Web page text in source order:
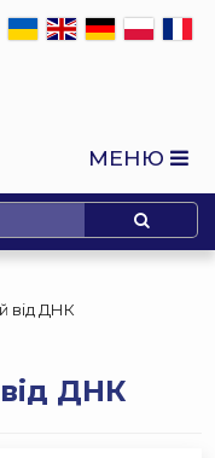
МЕНЮ
від ДНК
ДНК